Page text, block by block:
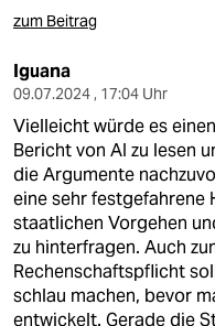
zum Beitrag
Iguana
09.07.2024 , 17:04 Uhr
Vielleicht würde es
Bericht von AI zu lesen
die Argumente
eine sehr festgefahrene
staatlichen Vorgehen
zu hinterfragen. Auch
Rechenschaftspflicht
schlau machen, bevor
entwickelt. Gerade die